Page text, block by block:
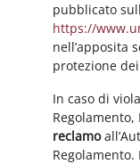
pubblicato
https://
nell’apposita
protezione
In caso di
reclamo